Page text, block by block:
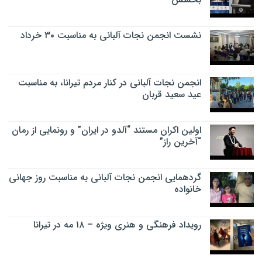
نشست انجمن نجات آلبانی به مناسبت ۳۰ خرداد
انجمن نجات آلبانی در کنار مردم تیرانا، به مناسبت
عید سعید قربان
اولین اکران مستند “آلدو در ایران” و رونمایی از رمان
“آخرین راز”
گردهمایی انجمن نجات آلبانی به مناسبت روز جهانی
خانواده
رویداد فرهنگی و هنری ویژه – ۱۸ مه در تیرانا